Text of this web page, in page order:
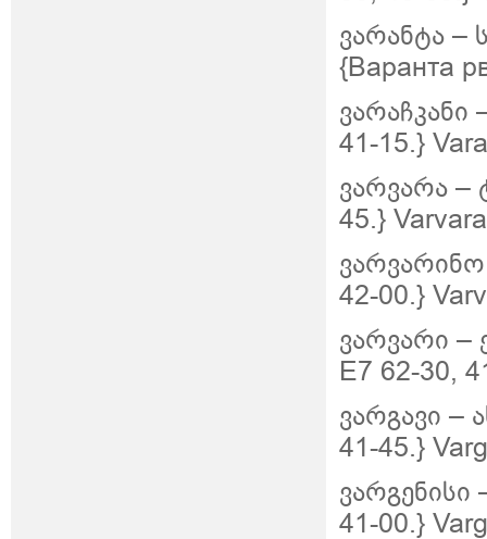
ვარანტა –
{Варанта
ვარაჩკანი
41-15.}
ვარვარა –
45.} Varvara
42-00.}
ვარვარი –
Е7 62-30,
ვარგავი –
41-45.}
ვარგენისი
41-00.}